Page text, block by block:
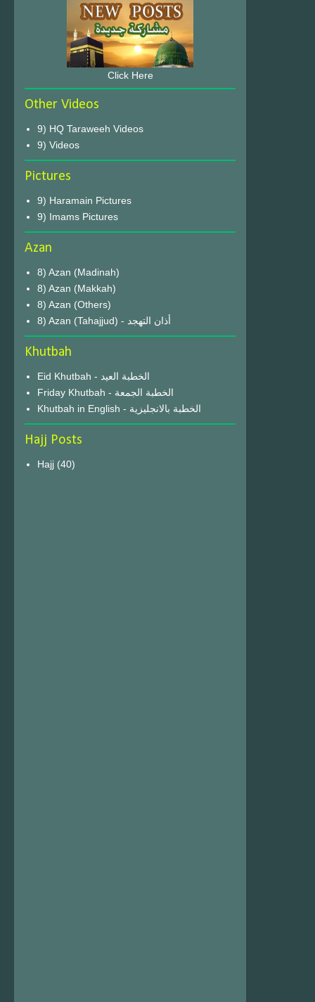
Click Here
Other Videos
9) HQ Taraweeh Videos
9) Videos
Pictures
9) Haramain Pictures
9) Imams Pictures
Azan
8) Azan (Madinah)
8) Azan (Makkah)
8) Azan (Others)
8) Azan (Tahajjud) - أذان التهجد
Khutbah
Eid Khutbah - الخطبة العيد
Friday Khutbah - الخطبة الجمعة
Khutbah in English - الخطبة بالانجليزية
Hajj Posts
Hajj (40)